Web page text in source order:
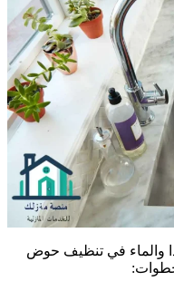
والماء في تنظيف حوض